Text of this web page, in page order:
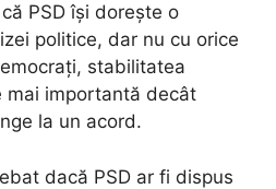
PSD își dorește o
politice, dar nu cu orice
stabilitatea
mai importantă decât
la un acord.
dacă PSD ar fi dispus